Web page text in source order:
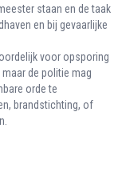
staan en de taak
en bij gevaarlijke
voor opsporing
de politie mag
orde te
brandstichting, of